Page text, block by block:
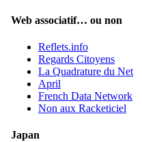
Web associatif… ou non
Reflets.info
Regards Citoyens
La Quadrature du Net
April
French Data Network
Non aux Racketiciel
Japan